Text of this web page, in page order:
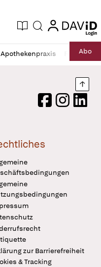
Ausgabe
Suche login
login
Apothekenpraxis RechtAbo
FacebookInstagram
zur Barrierefreiheit
& Tracking